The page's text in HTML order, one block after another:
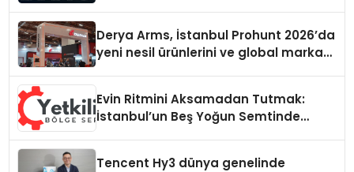
Derya Arms, İstanbul Prohunt 2026’da
yeni nesil ürünlerini ve global marka
Evin Ritmini Aksamadan Tutmak:
İstanbul’un Beş Yoğun Semtinde
Tencent Hy3 dünya genelinde